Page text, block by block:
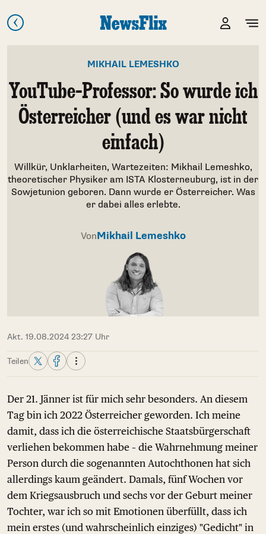
MIKHAIL LEMESHKO
YouTube-Professor: So wurde ich
Österreicher (und es war nicht
einfach)
Willkür, Unklarheiten, Wartezeiten: Mikhail Lemeshko,
theoretischer Physiker am ISTA Klosterneuburg, ist in der
Sowjetunion geboren. Dann wurde er Österreicher. Was
er dabei alles erlebte.
VonMikhail Lemeshko
Akt. 19.08.2024 23:27 Uhr
Teilen
Der 21. Jänner ist für mich sehr besonders. An diesem
Tag bin ich 2022 Österreicher geworden. Ich meine
damit, dass ich die österreichische Staatsbürgerschaft
verliehen bekommen habe – die Wahrnehmung meiner
Person durch die sogenannten Autochthonen hat sich
allerdings kaum geändert. Damals, fünf Wochen vor
dem Kriegsausbruch und sechs vor der Geburt meiner
Tochter, war ich so mit Emotionen überfüllt, dass ich
mein erstes (und wahrscheinlich einziges) "Gedicht" in